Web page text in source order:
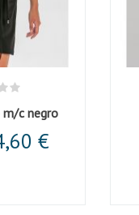
c negro
€